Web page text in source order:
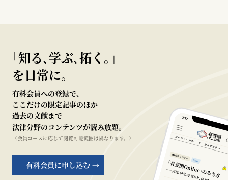
｢知る､学ぶ､拓く｡｣
を日常に。
有料会員への登録で、
ここだけの限定記事のほか
過去の文献まで
法律分野のコンテンツが読み放題。
（会員コースに応じて閲覧可能範囲は異なります。）
有料会員に申し込む →